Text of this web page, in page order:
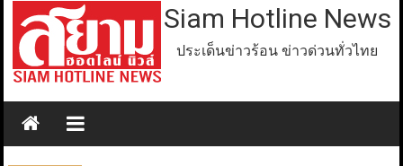
Siam Hotline News
ประเด็นข่าวร้อน ข่าวด่วนทั่วไทย